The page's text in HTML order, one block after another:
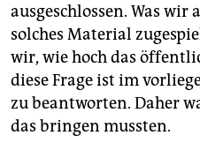
ausgeschlossen. Was wir
solches Material
wir, wie hoch das
diese Frage ist im
zu beantworten. Daher
das bringen mussten.